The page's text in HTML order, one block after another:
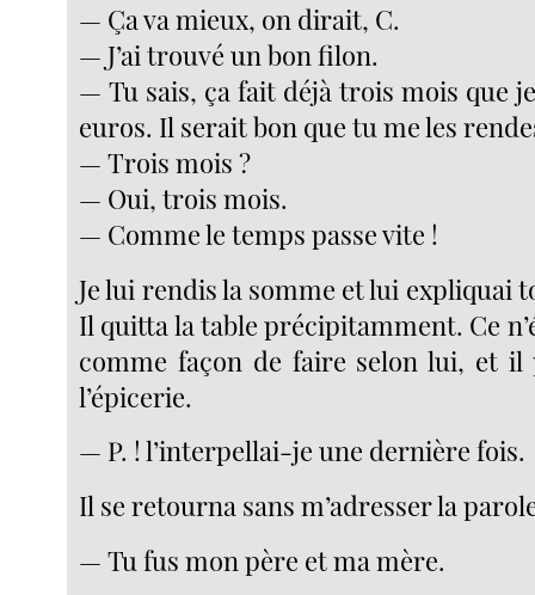
— Ça va mieux, on dirait, C.
— J’ai trouvé un bon filon.
— Tu sais, ça fait déjà trois mois que
euros. Il serait bon que tu me les
— Trois mois ?
— Oui, trois mois.
— Comme le temps passe vite !
Je lui rendis la somme et lui expliquai
Il quitta la table précipitamment. Ce
comme façon de faire selon lui, et il
l’épicerie.
— P. ! l’interpellai-je une dernière fois.
Il se retourna sans m’adresser la
— Tu fus mon père et ma mère.